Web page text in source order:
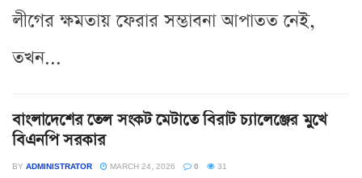
লীগের ক্ষমতায় ফেরার সম্ভাবনা আপাতত নেই,
তখন...
বাংলাদেশের তেল সংকট মেটাতে বিরাট চ্যালেঞ্জের মুখে
বিএনপি সরকার
BY ADMINISTRATOR MARCH 24, 2026 0 31